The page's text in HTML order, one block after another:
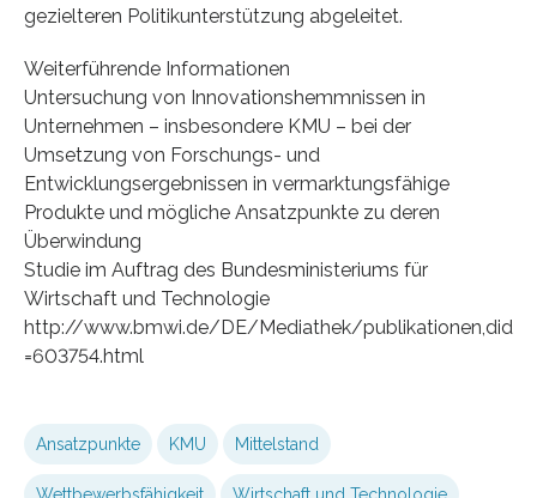
gezielteren Politikunterstützung abgeleitet.
Weiterführende Informationen
Untersuchung von Innovationshemmnissen in
Unternehmen – insbesondere KMU – bei der
Umsetzung von Forschungs- und
Entwicklungsergebnissen in vermarktungsfähige
Produkte und mögliche Ansatzpunkte zu deren
Überwindung
Studie im Auftrag des Bundesministeriums für
Wirtschaft und Technologie
http://www.bmwi.de/DE/Mediathek/publikationen,did
=603754.html
Ansatzpunkte KMU Mittelstand
Wettbewerbsfähigkeit Wirtschaft und Technologie